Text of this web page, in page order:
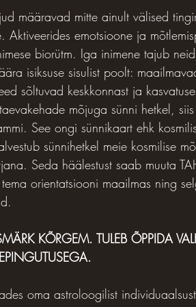
määravad mitte ainult välised
Aktiveerides emotsioone ja
biorütm. Iga inimene tajub
isiksuse sisulist poolt:
sõltuvad keskkonnast ja
mõjuga sünni hetkel,
See ongi sünnikaart ehk
sünnihetkel meie kosmilise
Seda häälestust saab muuta
orientatsiooni maailmas ning
KÕRGEM. TULEB ÕPPIDA
oma astroloogilist